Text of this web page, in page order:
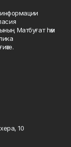
информации
Матбуғат һәм
10